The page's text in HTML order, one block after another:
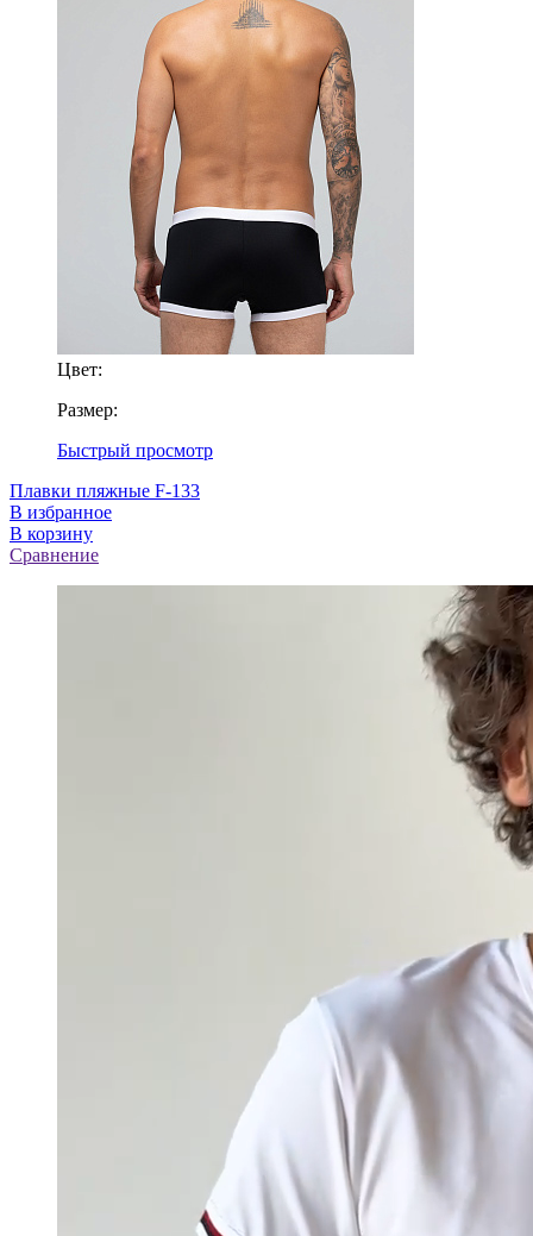
Цвет:
Размер:
Быстрый просмотр
Плавки пляжные F-133
В избранное
В корзину
Сравнение